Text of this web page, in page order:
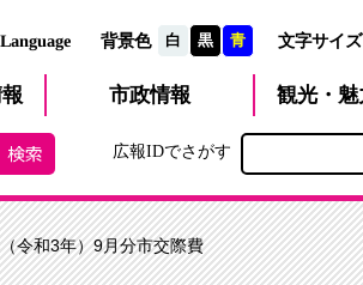
Language 背景色 白 黒 青 文字サイズ
市政情報 観光・魅
広報IDでさがす
令和3年）9月分市交際費